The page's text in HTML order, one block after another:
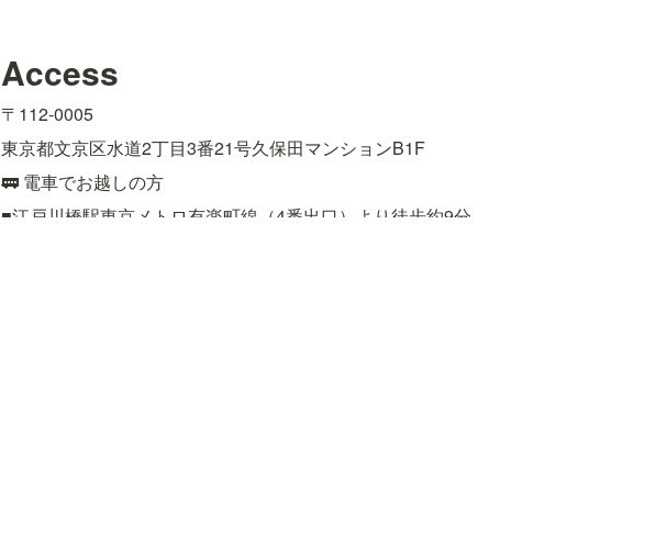
Access
〒112-0005
東京都文京区水道2丁目3番21号久保田マンションB1F
🚃 電車でお越しの方
■江戸川橋駅東京メトロ有楽町線（4番出口）より徒歩約9分